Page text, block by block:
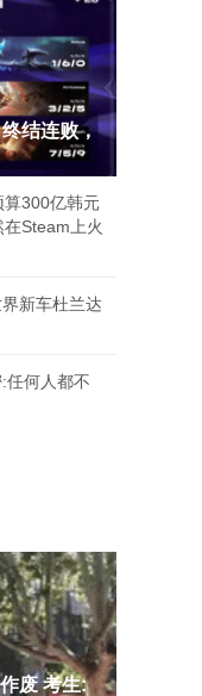
结连败，
算300亿韩元
Steam上火
新车杜兰达
任何人都不
废 考生: